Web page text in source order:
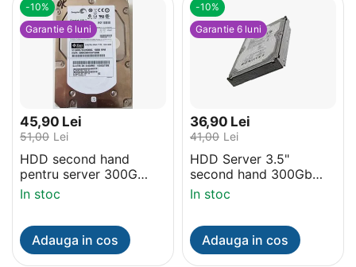
-10%
Garantie 6 luni
45,90 Lei
51,00 Lei
HDD second hand
pentru server 300G
Seagate Cheetah 15000
rpm
In stoc
Adauga in cos
-10%
Garantie 6 luni
36,90 Lei
41,00 Lei
HDD Server 3.5"
second hand 300Gb
SAS 1500RPM
In stoc
Adauga in cos